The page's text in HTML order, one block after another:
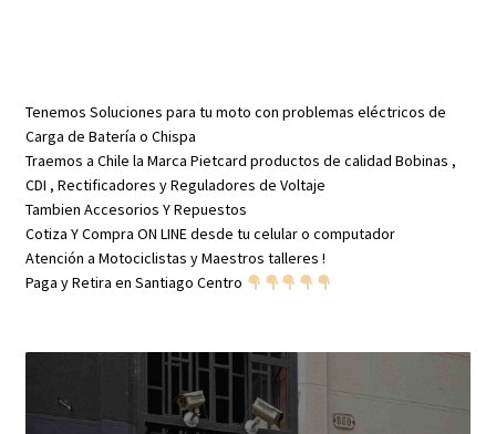
Tenemos Soluciones para tu moto con problemas eléctricos de
Carga de Batería o Chispa
Traemos a Chile la Marca Pietcard productos de calidad Bobinas ,
CDI , Rectificadores y Reguladores de Voltaje
Tambien Accesorios Y Repuestos
Cotiza Y Compra ON LINE desde tu celular o computador
Atención a Motociclistas y Maestros talleres !
Paga y Retira en Santiago Centro